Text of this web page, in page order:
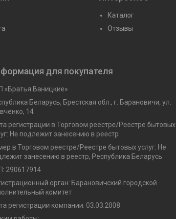
Каталог
Отзывы
для покупателя
«Братья Ваницкие»
Беларусь, Брестская обл., г. Барановичи, ул.
14
регистрации в Торговом реестре/Реестре бытовых
Не подлежит занесению в реестр
в Торговом реестре/Реестре бытовых услуг: Не
занесению в реестр, Республика Беларусь
290617914
орган: Барановичский городской
комитет
регистрации компании: 03.03.2008